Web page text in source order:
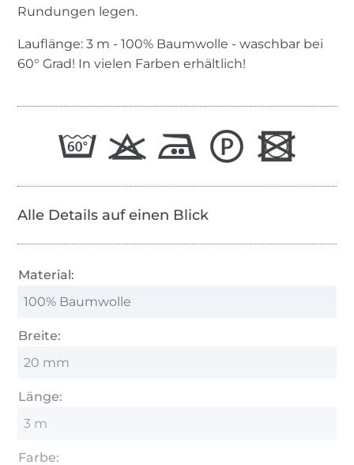
Rundungen legen.
Lauflänge: 3 m - 100% Baumwolle - waschbar bei
60° Grad! In vielen Farben erhältlich!
Alle Details auf einen Blick
Material:
100% Baumwolle
Breite:
20 mm
Länge:
3 m
Farbe: